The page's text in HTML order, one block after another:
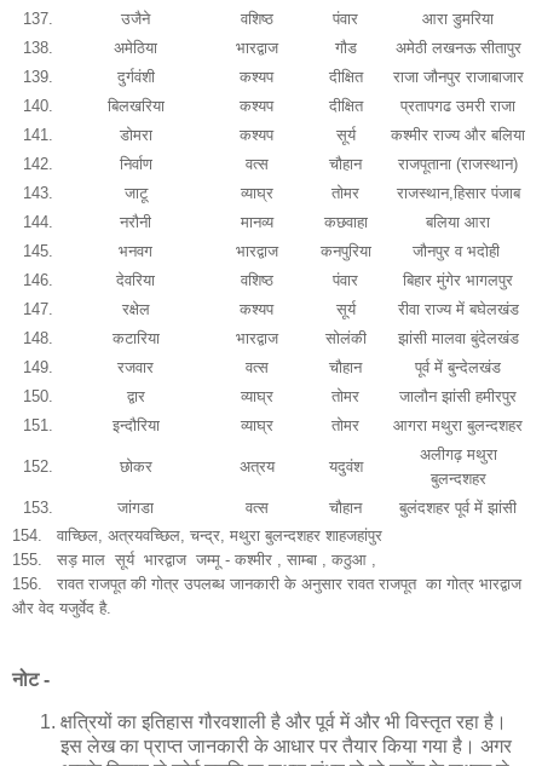
137.
उजैने वशिष्ठ पंवार
आरा डुमरिया
138.
अमेठिया भारद्वाज गौड
अमेठी लखनऊ सीतापुर
139.
दुर्गवंशी कश्यप दीक्षित
राजा जौनपुर राजाबाजार
140.
बिलखरिया कश्यप दीक्षित
प्रतापगढ उमरी राजा
141.
डोमरा कश्यप सूर्य
कश्मीर राज्य और बलिया
142.
निर्वाण वत्स चौहान
राजपूताना (राजस्थान)
143.
जाटू व्याघ्र तोमर
राजस्थान,हिसार पंजाब
144.
नरौनी मानव्य कछवाहा
बलिया आरा
145.
भनवग भारद्वाज कनपुरिया
जौनपुर व भदोही
146.
देवरिया वशिष्ठ पंवार
बिहार मुंगेर भागलपुर
147.
रक्षेल कश्यप सूर्य
रीवा राज्य में बघेलखंड
148.
कटारिया भारद्वाज सोलंकी
झांसी मालवा बुंदेलखंड
149.
रजवार वत्स चौहान
पूर्व में बुन्देलखंड
150.
द्वार व्याघ्र तोमर
जालौन झांसी हमीरपुर
151.
इन्दौरिया व्याघ्र तोमर आगरा मथुरा बुलन्दशहर
152. छोकर अत्रय यदुवंश
अलीगढ़ मथुरा
बुलन्दशहर
153.
जांगडा वत्स चौहान
बुलंदशहर पूर्व में झांसी
154. वाच्छिल, अत्रयवच्छिल, चन्द्र, मथुरा बुलन्दशहर शाहजहांपुर
155. सड़ माल सूर्य भारद्वाज जम्मू - कश्मीर , साम्बा , कठुआ ,
156. रावत राजपूत की गोत्र उपलब्ध जानकारी के अनुसार रावत राजपूत का गोत्र भारद्वाज
और वेद यजुर्वेद है.
नोट -
क्षत्रियों का इतिहास गौरवशाली है और पूर्व में और भी विस्तृत रहा है।
इस लेख का प्राप्त जानकारी के आधार पर तैयार किया गया है। अगर